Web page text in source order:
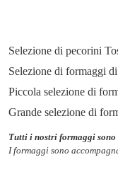
Selezione di pecorini
Selezione di formaggi
Piccola selezione di
Grande selezione di
Tutti i nostri formaggi sono
I formaggi sono